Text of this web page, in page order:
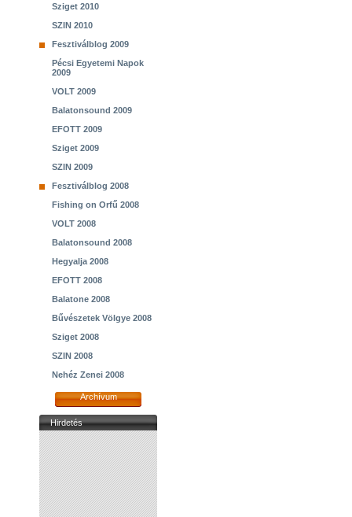
Sziget 2010
SZIN 2010
Fesztiválblog 2009
Pécsi Egyetemi Napok
2009
VOLT 2009
Balatonsound 2009
EFOTT 2009
Sziget 2009
SZIN 2009
Fesztiválblog 2008
Fishing on Orfű 2008
VOLT 2008
Balatonsound 2008
Hegyalja 2008
EFOTT 2008
Balatone 2008
Bűvészetek Völgye 2008
Sziget 2008
SZIN 2008
Nehéz Zenei 2008
Archívum
Hirdetés